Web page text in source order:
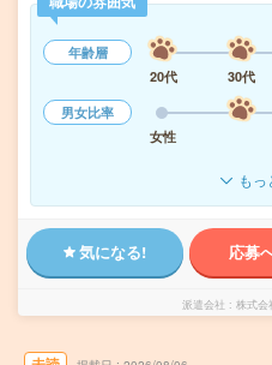
年齢層
20代
30代
男女比率
女性
もっ
気になる! 応募
派遣会社 株式会